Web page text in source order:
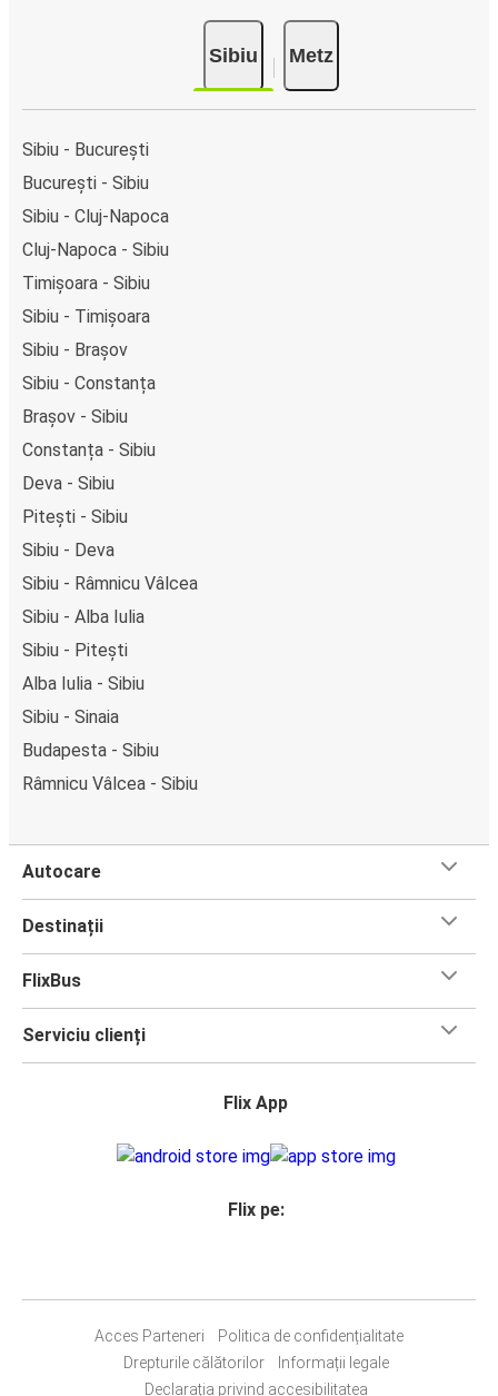
Sibiu Metz
Sibiu - București
București - Sibiu
Sibiu - Cluj-Napoca
Cluj-Napoca - Sibiu
Timișoara - Sibiu
Sibiu - Timișoara
Sibiu - Brașov
Sibiu - Constanța
Brașov - Sibiu
Constanța - Sibiu
Deva - Sibiu
Pitești - Sibiu
Sibiu - Deva
Sibiu - Râmnicu Vâlcea
Sibiu - Alba Iulia
Sibiu - Pitești
Alba Iulia - Sibiu
Sibiu - Sinaia
Budapesta - Sibiu
Râmnicu Vâlcea - Sibiu
Autocare
Destinații
FlixBus
Serviciu clienți
Flix App
Flix pe:
Acces Parteneri
Politica de confidențialitate
Drepturile călătorilor
Informații legale
Declarația privind accesibilitatea